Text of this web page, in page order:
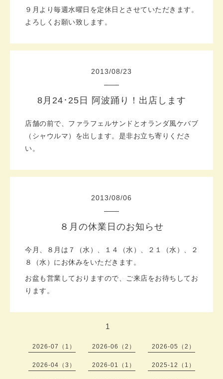
９月より毎週水曜日を定休日とさせていただきます。
よろしくお願い致します。
2013/08/23
8月24･25日 阿波踊り！出店します
店舗の前で、ファラフェルサンドとオランダ風ケバブ
（シャウルマ）を出します。是非お立ち寄りくださ
い。
2013/08/06
８月の休業日のお知らせ
今月、８月は７（水）、１４（水）、２１（水）、２
８（水）にお休みをいただきます。
お盆も営業しておりますので、ご来店をお待ちしてお
ります。
1
2026-07（1） 2026-06（2） 2026-05（2）
2026-04（3） 2026-01（1） 2025-12（1）